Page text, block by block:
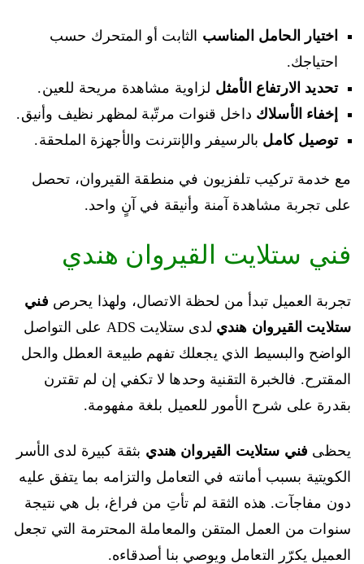
اختيار الحامل المناسب الثابت أو المتحرك حسب
احتياجك.
تحديد الارتفاع الأمثل لزاوية مشاهدة مريحة للعين.
إخفاء الأسلاك داخل قنوات مرتّبة لمظهر نظيف وأنيق.
توصيل كامل بالرسيفر والإنترنت والأجهزة الملحقة.
مع خدمة تركيب تلفزيون في منطقة القيروان، تحصل
على تجربة مشاهدة آمنة وأنيقة في آنٍ واحد.
فني ستلايت القيروان هندي
تجربة العميل تبدأ من لحظة الاتصال، ولهذا يحرص فني
ستلايت القيروان هندي
لدى ستلايت ADS على التواصل
الواضح والبسيط الذي يجعلك تفهم طبيعة العطل والحل
المقترح. فالخبرة التقنية وحدها لا تكفي إن لم تقترن
بقدرة على شرح الأمور للعميل بلغة مفهومة.
يحظى فني ستلايت القيروان هندي بثقة كبيرة لدى الأسر
الكويتية بسبب أمانته في التعامل والتزامه بما يتفق عليه
دون مفاجآت. هذه الثقة لم تأتِ من فراغ، بل هي نتيجة
سنوات من العمل المتقن والمعاملة المحترمة التي تجعل
العميل يكرّر التعامل ويوصي بنا أصدقاءه.